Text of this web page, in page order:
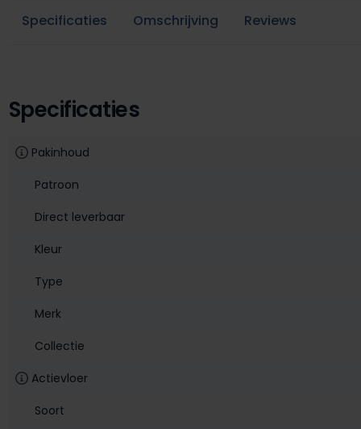
Specificaties Omschrijving Reviews
Specificaties
Pakinhoud
Patroon
Direct leverbaar
Kleur
Type
Merk
Collectie
Actievloer
Soort